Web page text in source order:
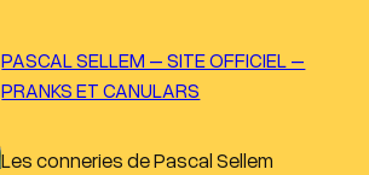
PASCAL SELLEM – SITE OFFICIEL –
PRANKS ET CANULARS
Les conneries de Pascal Sellem